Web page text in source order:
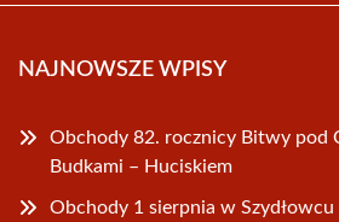
NAJNOWSZE WPISY
Obchody 82. rocznicy Bitwy pod
Budkami – Huciskiem
Obchody 1 sierpnia w Szydłowcu